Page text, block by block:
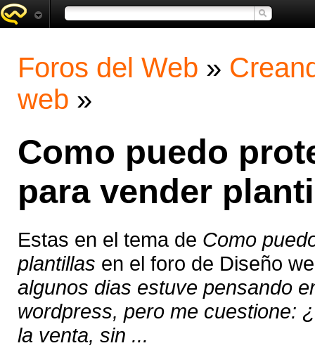
Foros del Web »
web »
Como puedo
para vender
Estas en el tema de Como
plantillas en el foro de Diseño
algunos dias estuve pensando
wordpress, pero me cuestione:
la venta, sin ...